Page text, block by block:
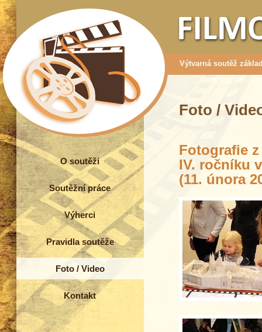
Výtvarná soutěž
O soutěži
Soutěžní práce
Výherci
Pravidla soutěže
Foto / Video
Kontakt
Foto /
Fotografie
IV. ročníku
(11. února